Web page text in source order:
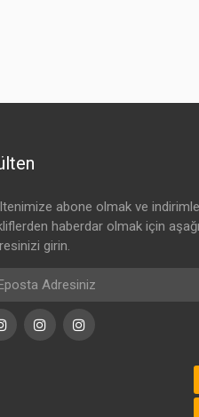
abone olmak ve
haberdar olmak için
girin.
InstagramInstagramInstagram